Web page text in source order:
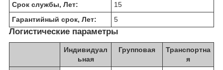
Срок службы, Лет:
15
Гарантийный срок, Лет:
5
Логистические параметры
Индивидуал
ьная
Групповая
Транспортна
я